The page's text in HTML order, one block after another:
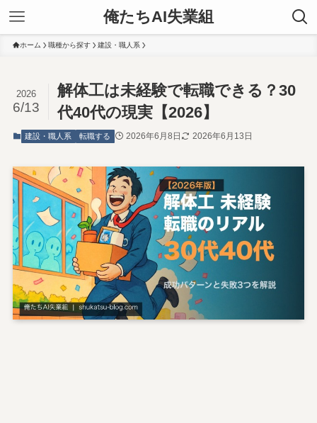
俺たちAI失業組
ホーム 職種から探す 建設・職人系
解体工は未経験で転職できる？30
代40代の現実【2026】
2026
6/13
建設・職人系 転職する 2026年6月8日 2026年6月13日